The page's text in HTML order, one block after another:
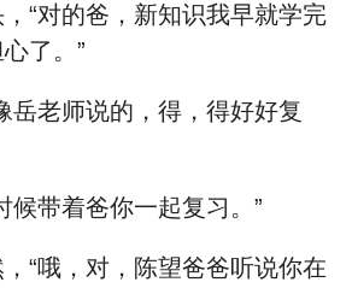
“对的爸，新知识我早就学完
了。”
岳老师说的，得，得好好复
候带着爸你一起复习。”
“哦，对，陈望爸爸听说你在